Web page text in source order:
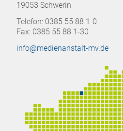
19053 Schwerin
Telefon: 0385 55 88 1-0
Fax: 0385 55 88 1-30
info@medienanstalt-mv.de